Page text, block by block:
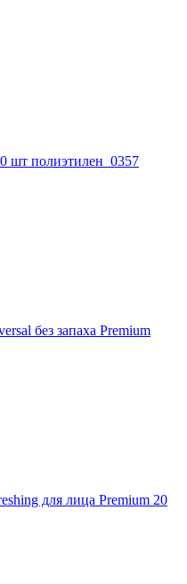
шт полиэтилен_0357
без запаха Premium
для лица Premium 20